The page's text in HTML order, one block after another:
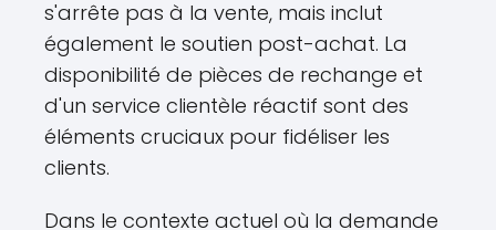
s'arrête pas à la vente, mais inclut
également le soutien post-achat. La
disponibilité de pièces de rechange et
d'un service clientèle réactif sont des
éléments cruciaux pour fidéliser les
clients.
Dans le contexte actuel où la demande